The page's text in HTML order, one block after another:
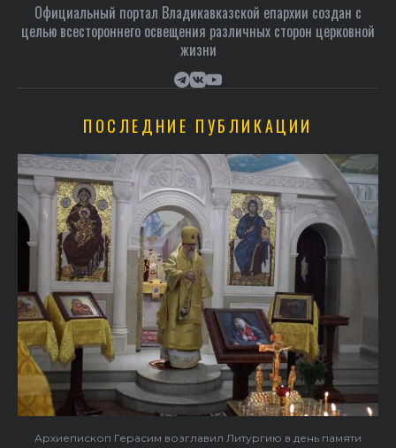
Официальный портал Владикавказской епархии создан c
целью всестороннего освещения различных сторон церковной
жизни
ПОСЛЕДНИЕ ПУБЛИКАЦИИ
Архиепископ Герасим возглавил Литургию в день памяти